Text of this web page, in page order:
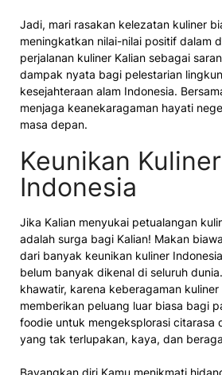
Jadi, mari rasakan kelezatan kuliner
meningkatkan nilai-nilai positif dalam
perjalanan kuliner Kalian sebagai
dampak nyata bagi pelestarian
kesejahteraan alam Indonesia.
menjaga keanekaragaman hayati
masa depan.
Keunikan Kuliner
Indonesia
Jika Kalian menyukai petualangan
adalah surga bagi Kalian! Makan
dari banyak keunikan kuliner
belum banyak dikenal di seluruh
khawatir, karena keberagaman kuliner
memberikan peluang luar biasa bagi
foodie untuk mengeksplorasi citarasa
yang tak terlupakan, kaya, dan
Bayangkan diri Kamu menikmati